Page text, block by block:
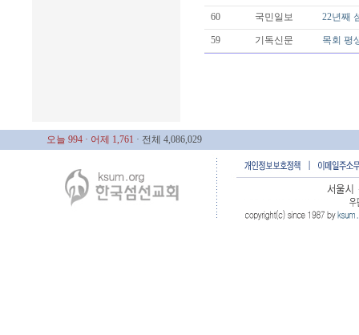
60 국민일보 22년째
59 기독신문 목회 평
오늘 994 · 어제 1,761 · 전체 4,086,029